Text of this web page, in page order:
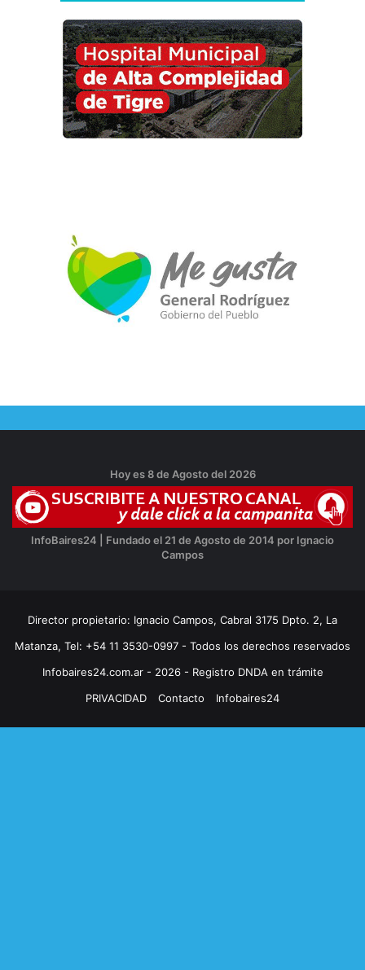
Hoy es 8 de Agosto del 2026
InfoBaires24 | Fundado el 21 de Agosto de 2014 por Ignacio
Campos
Director propietario: Ignacio Campos, Cabral 3175 Dpto. 2, La
Matanza, Tel: +54 11 3530-0997 - Todos los derechos reservados
Infobaires24.com.ar - 2026 - Registro DNDA en trámite
PRIVACIDAD
Contacto Infobaires24